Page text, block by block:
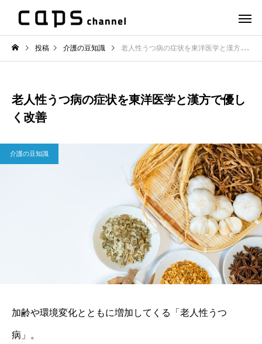
投稿 介護の豆知識 老人性うつ病の症状を東洋医学と漢方で優しく改善
老人性うつ病の症状を東洋医学と漢方で優し
く改善
介護の豆知識
加齢や環境変化とともに増加してくる「老人性うつ
病」。